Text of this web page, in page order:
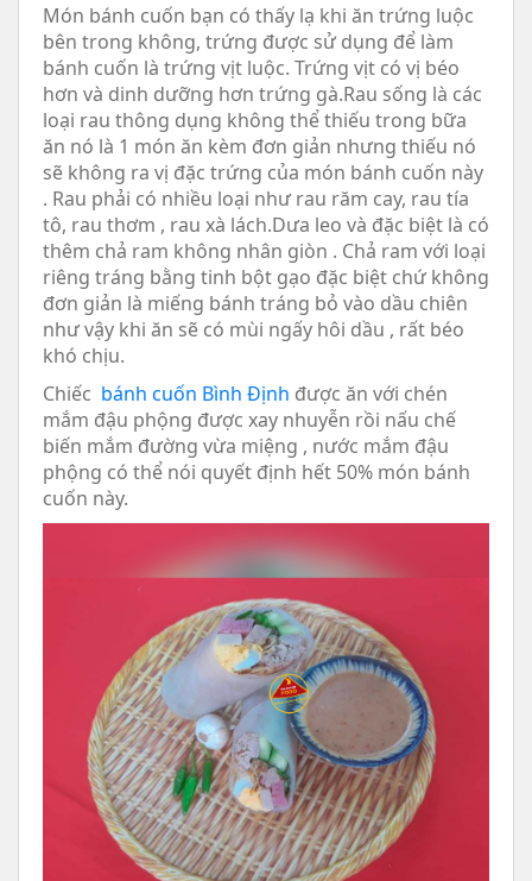
Món bánh cuốn bạn có thấy lạ khi ăn trứng luộc
bên trong không, trứng được sử dụng để làm
bánh cuốn là trứng vịt luộc. Trứng vịt có vị béo
hơn và dinh dưỡng hơn trứng gà.Rau sống là các
loại rau thông dụng không thể thiếu trong bữa
ăn nó là 1 món ăn kèm đơn giản nhưng thiếu nó
sẽ không ra vị đặc trứng của món bánh cuốn này
. Rau phải có nhiều loại như rau răm cay, rau tía
tô, rau thơm , rau xà lách.Dưa leo và đặc biệt là có
thêm chả ram không nhân giòn . Chả ram với loại
riêng tráng bằng tinh bột gạo đặc biệt chứ không
đơn giản là miếng bánh tráng bỏ vào dầu chiên
như vậy khi ăn sẽ có mùi ngấy hôi dầu , rất béo
khó chịu.
Chiếc bánh cuốn Bình Định được ăn với chén
mắm đậu phộng được xay nhuyễn rồi nấu chế
biến mắm đường vừa miệng , nước mắm đậu
phộng có thể nói quyết định hết 50% món bánh
cuốn này.